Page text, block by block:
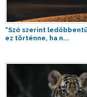
“Szó szerint
ez történne, ha n...